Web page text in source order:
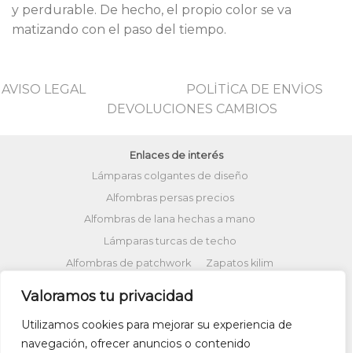
Valoramos tu privacidad
Utilizamos cookies para mejorar su experiencia de
navegación, ofrecer anuncios o contenido
y perdurable. De hecho, el propio color se va
matizando con el paso del tiempo.
AVISO LEGAL
POLİTİCA DE ENVİOS
DEVOLUCIONES CAMBIOS
Enlaces de interés
Lámparas colgantes de diseño
Alfombras persas precios
Alfombras de lana hechas a mano
Lámparas turcas de techo
Alfombras de patchwork
Zapatos kilim
Alfombras patchwork vintage
Cojines Kilim
Bolsos kilim
Cojines Ikat
Comprar kilim online